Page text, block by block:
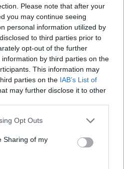
Please note that after your
you may continue seeing
personal information utilized by
to third parties prior to
opt-out of the further
by third parties on the
This information may
parties on the IAB’s List of
may further disclose it to other
Opt Outs
Sharing of my
Sierra Blue χρώματα, έναντι
ευρώαντίστοιχα, ανάλογα με
Παρ’ότι δεν… του φαίνεται,
σχέση με τον προκάτοχό του
upgrade, ενώ ξεπερνά με άνεση
τομείς των
με οθόνη και αυτονομία που